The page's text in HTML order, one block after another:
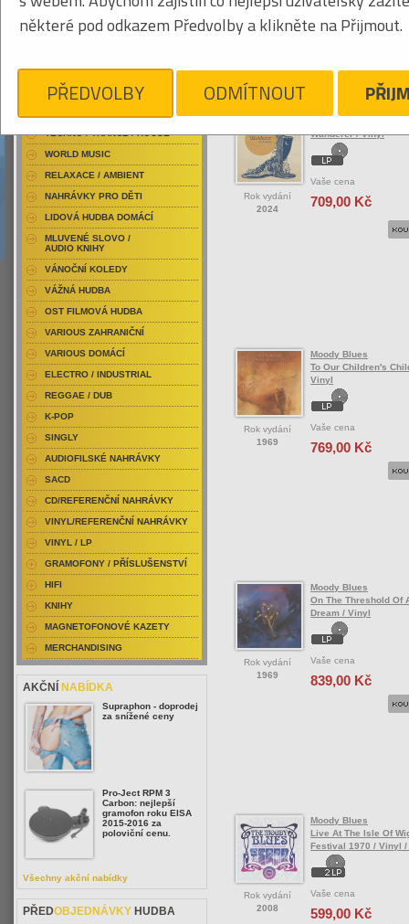
ROCK/POP
Rok vydání
2024
Wanderer / Vinyl
Vaše cena
709,00 Kč
Rok vydání
1969
Moody Blues
To Our Children's
Vinyl
Vaše cena
769,00 Kč
Rok vydání
1969
Moody Blues
On The Threshold Of
Dream / Vinyl
Vaše cena
839,00 Kč
Rok vydání
2008
Moody Blues
Live At The Isle Of
Festival 1970 / Vinyl /
Vaše cena
599,00 Kč
RAP / HIP HOP DOMÁCÍ
RAP / HIP HOP ZAHRANIČNÍ
DVD / HUDBA
PUNK / HARDCORE
TECHNO / TRANCE / HOUSE
WORLD MUSIC
RELAXACE / AMBIENT
NAHRÁVKY PRO DĚTI
LIDOVÁ HUDBA DOMÁCÍ
MLUVENÉ SLOVO /
AUDIO KNIHY
VÁNOČNÍ KOLEDY
VÁŽNÁ HUDBA
OST FILMOVÁ HUDBA
VARIOUS ZAHRANIČNÍ
VARIOUS DOMÁCÍ
ELECTRO / INDUSTRIAL
REGGAE / DUB
K-POP
SINGLY
AUDIOFILSKÉ NAHRÁVKY
SACD
CD/REFERENČNÍ NAHRÁVKY
VINYL/REFERENČNÍ NAHRÁVKY
VINYL / LP
GRAMOFONY / PŘÍSLUŠENSTVÍ
HIFI
KNIHY
MAGNETOFONOVÉ KAZETY
MERCHANDISING
AKČNÍ NABÍDKA
Supraphon - doprodej
za snížené ceny
Pro-Ject RPM 3
Carbon: nejlepší
gramofon roku EISA
2015-2016 za
poloviční cenu.
Všechny akční nabídky
PŘEDOBJEDNÁVKY HUDBA
některé pod odkazem Předvolby a klikněte na Přijmout.
PŘEDVOLBY ODMÍTNOUT